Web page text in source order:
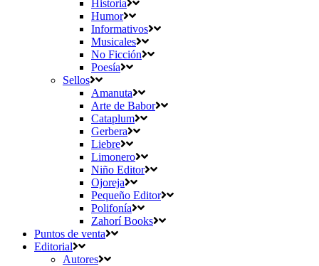
Historia
Humor
Informativos
Musicales
No Ficción
Poesía
Sellos
Amanuta
Arte de Babor
Cataplum
Gerbera
Liebre
Limonero
Niño Editor
Ojoreja
Pequeño Editor
Polifonía
Zahorí Books
Puntos de venta
Editorial
Autores